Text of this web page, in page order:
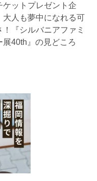
ケットプレゼント企
大人も夢中になれる可
！『シルバニアファミ
展40th』の見どころ